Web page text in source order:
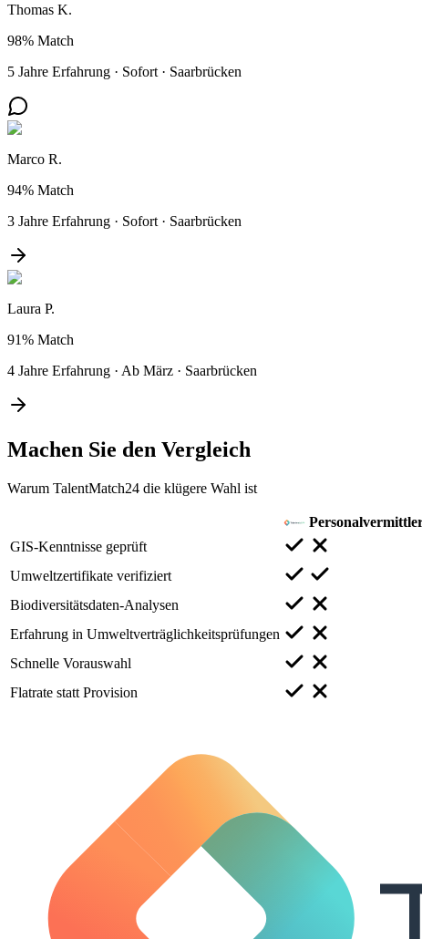
Thomas K.
98% Match
5 Jahre Erfahrung · Sofort · Saarbrücken
Marco R.
94% Match
3 Jahre Erfahrung · Sofort · Saarbrücken
Laura P.
91% Match
4 Jahre Erfahrung · Ab März · Saarbrücken
Machen Sie den Vergleich
Warum TalentMatch24 die klügere Wahl ist
GIS-Kenntnisse geprüft
Umweltzertifikate verifiziert
Biodiversitätsdaten-Analysen
Erfahrung in Umweltverträglichkeitsprüfungen
Schnelle Vorauswahl
Flatrate statt Provision